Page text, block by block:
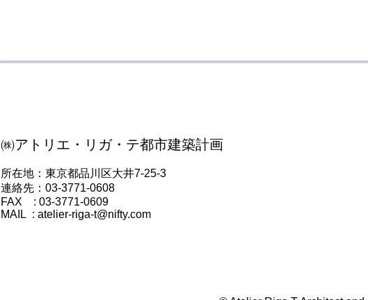
㈱アトリエ・リガ・テ都市建築計画
所在地：東京都品川区大井7-25-3
連絡先：03-3771-0608
FAX : 03-3771-0609
MAIL : atelier-riga-t@nifty.com